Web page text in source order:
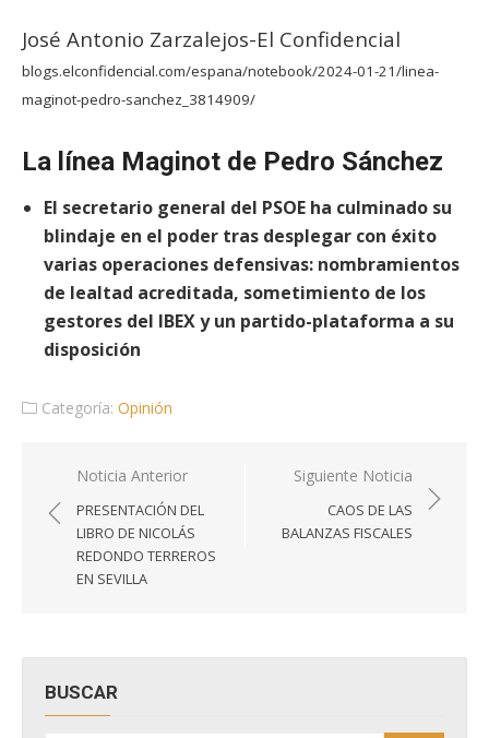
José Antonio Zarzalejos-El Confidencial
blogs.elconfidencial.com/espana/notebook/2024-01-21/linea-
maginot-pedro-sanchez_3814909/
La línea Maginot de Pedro Sánchez
El secretario general del PSOE ha culminado su
blindaje en el poder tras desplegar con éxito
varias operaciones defensivas: nombramientos
de lealtad acreditada, sometimiento de los
gestores del IBEX y un partido-plataforma a su
disposición
Categoría: Opinión
Navegación
de
entradas
Noticia Anterior
PRESENTACIÓN DEL
LIBRO DE NICOLÁS
REDONDO TERREROS
EN SEVILLA
Siguiente Noticia
CAOS DE LAS
BALANZAS FISCALES
BUSCAR